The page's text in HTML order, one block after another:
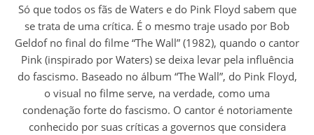
Só que todos os fãs de Waters e do Pink Floyd sabem que
se trata de uma crítica. É o mesmo traje usado por Bob
Geldof no final do filme “The Wall” (1982), quando o cantor
Pink (inspirado por Waters) se deixa levar pela influência
do fascismo. Baseado no álbum “The Wall”, do Pink Floyd,
o visual no filme serve, na verdade, como uma
condenação forte do fascismo. O cantor é notoriamente
conhecido por suas críticas a governos que considera